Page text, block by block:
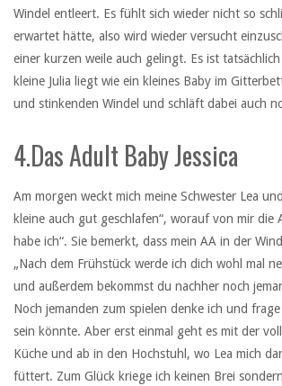
Windel entleert. Es fühlt sich wieder nicht so
erwartet hätte, also wird wieder versucht
einer kurzen weile auch gelingt. Es ist
kleine Julia liegt wie ein kleines Baby im
und stinkenden Windel und schläft dabei auch
4.Das Adult Baby Jessica
Am morgen weckt mich meine Schwester Lea
kleine auch gut geschlafen“, worauf von mir die
habe ich“. Sie bemerkt, dass mein AA in der
„Nach dem Frühstück werde ich dich wohl mal
und außerdem bekommst du nachher noch
Noch jemanden zum spielen denke ich und
sein könnte. Aber erst einmal geht es mit der
Küche und ab in den Hochstuhl, wo Lea mich
füttert. Zum Glück kriege ich keinen Brei